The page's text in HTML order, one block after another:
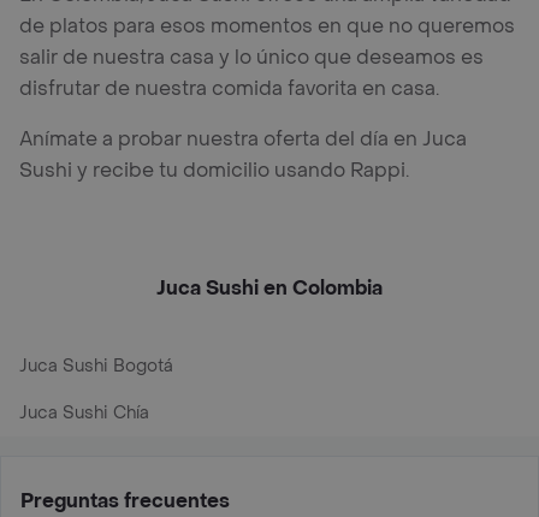
de platos para esos momentos en que no queremos
salir de nuestra casa y lo único que deseamos es
disfrutar de nuestra comida favorita en casa.
Anímate a probar nuestra oferta del día en Juca
Sushi y recibe tu domicilio usando Rappi.
Juca Sushi en Colombia
Juca Sushi Bogotá
Juca Sushi Chía
Preguntas frecuentes